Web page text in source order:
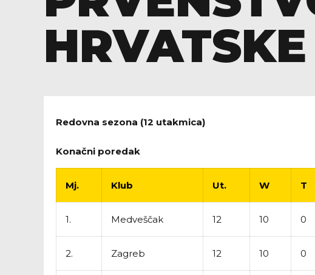
Redovna sezona (12 utakmica)
Konačni poredak
Mj. Klub Ut. W T
1. Medveščak 12 10 0
2. Zagreb 12 10 0